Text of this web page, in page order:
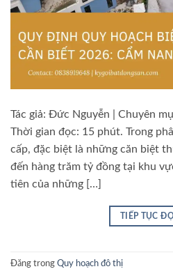
Tác giả: Đức Nguyễn | Chuyên
Thời gian đọc: 15 phút. Trong
cấp, đặc biệt là những căn biệt
đến hàng trăm tỷ đồng tại khu
tiên của những […]
TIẾP TỤC
Đăng trong Quy hoạch đô thị